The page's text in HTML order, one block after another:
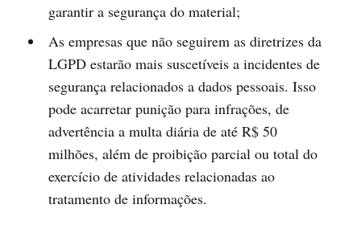
garantir a segurança do material;
As empresas que não seguirem as diretrizes da
LGPD estarão mais suscetíveis a incidentes de
segurança relacionados a dados pessoais. Isso
pode acarretar punição para infrações, de
advertência a multa diária de até R$ 50
milhões, além de proibição parcial ou total do
exercício de atividades relacionadas ao
tratamento de informações.